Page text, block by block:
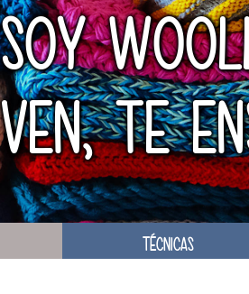
SOY
VEN, TE
TÉCNICAS